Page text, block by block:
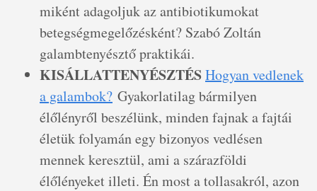
miként adagoljuk az antibiotikumokat
betegségmegelőzésként? Szabó Zoltán
galambtenyésztő praktikái.
KISÁLLATTENYÉSZTÉSHogyan vedlenek
a galambok? Gyakorlatilag bármilyen
élőlényről beszélünk, minden fajnak a fajtái
életük folyamán egy bizonyos vedlésen
mennek keresztül, ami a szárazföldi
élőlényeket illeti. Én most a tollasakról, azon